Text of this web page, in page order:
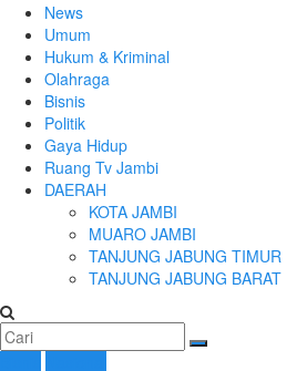
News
Umum
Hukum & Kriminal
Olahraga
Bisnis
Politik
Gaya Hidup
Ruang Tv Jambi
DAERAH
KOTA JAMBI
MUARO JAMBI
TANJUNG JABUNG TIMUR
TANJUNG JABUNG BARAT